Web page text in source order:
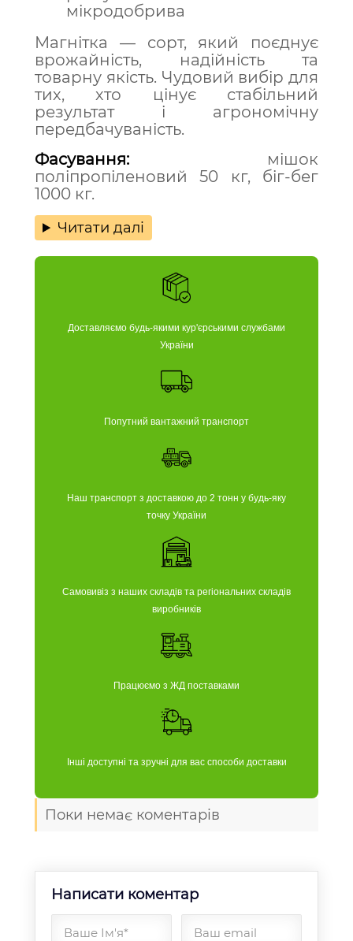
мікродобрива
Магнітка — сорт, який поєднує
врожайність, надійність та
товарну якість. Чудовий вибір для
тих, хто цінує стабільний
результат і агрономічну
передбачуваність.
Фасування: мішок
поліпропіленовий 50 кг, біг-бег
1000 кг.
Читати далі
Доставляємо будь-якими кур'єрськими службами
України
Попутний вантажний транспорт
Наш транспорт з доставкою до 2 тонн у будь-яку
точку України
Самовивіз з наших складів та регіональних складів
виробників
Працюємо з ЖД поставками
Інші доступні та зручні для вас способи доставки
Поки немає коментарів
Написати коментар
Ваше Ім'я* Ваш email